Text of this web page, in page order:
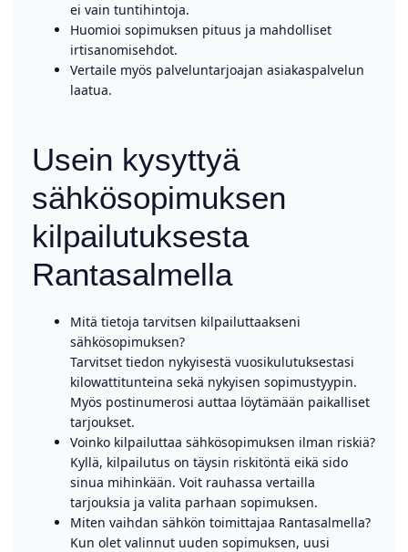
ei vain tuntihintoja.
Huomioi sopimuksen pituus ja mahdolliset
irtisanomisehdot.
Vertaile myös palveluntarjoajan asiakaspalvelun
laatua.
Usein kysyttyä
sähkösopimuksen
kilpailutuksesta
Rantasalmella
Mitä tietoja tarvitsen kilpailuttaakseni
sähkösopimuksen?
Tarvitset tiedon nykyisestä vuosikulutuksestasi
kilowattitunteina sekä nykyisen sopimustyypin.
Myös postinumerosi auttaa löytämään paikalliset
tarjoukset.
Voinko kilpailuttaa sähkösopimuksen ilman riskiä?
Kyllä, kilpailutus on täysin riskitöntä eikä sido
sinua mihinkään. Voit rauhassa vertailla
tarjouksia ja valita parhaan sopimuksen.
Miten vaihdan sähkön toimittajaa Rantasalmella?
Kun olet valinnut uuden sopimuksen, uusi